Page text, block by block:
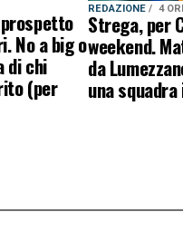
No a big o
di chi
(per
REDAZIONE 4
Strega, per
weekend.
da
una